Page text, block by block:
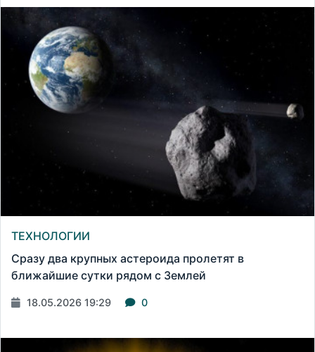
ТЕХНОЛОГИИ
Сразу два крупных астероида пролетят в
ближайшие сутки рядом с Землей
18.05.2026 19:29 0